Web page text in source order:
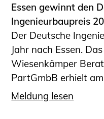
Essen gewinnt den
Ingenieurbaupreis
Der Deutsche
Jahr nach Essen.
Wiesenkämper
PartGmbB erhielt am
Meldung lesen